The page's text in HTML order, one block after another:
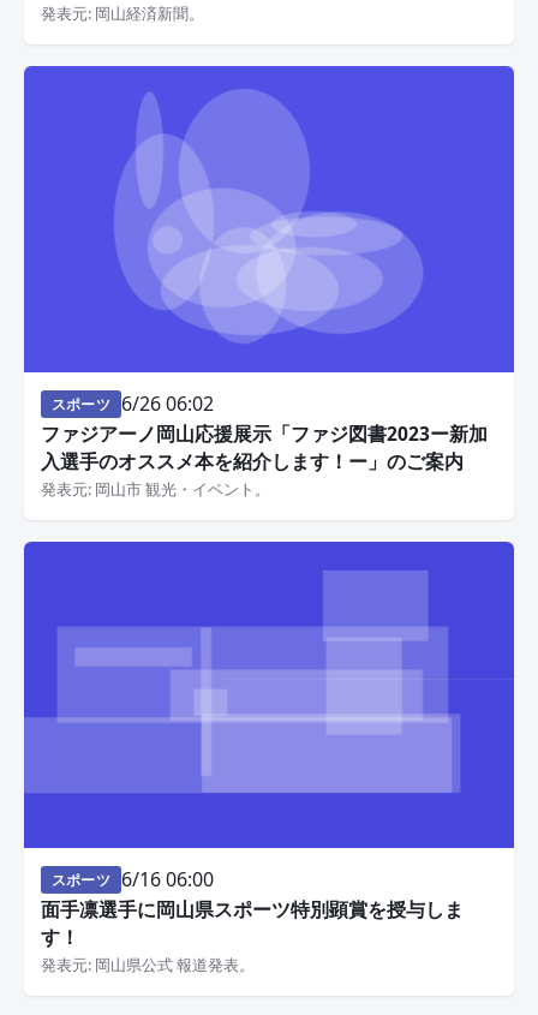
発表元: 岡山経済新聞。
スポーツ
6/26 06:02
ファジアーノ岡山応援展示「ファジ図書2023ー新加
入選手のオススメ本を紹介します！ー」のご案内
発表元: 岡山市 観光・イベント。
スポーツ
6/16 06:00
面手凛選手に岡山県スポーツ特別顕賞を授与しま
す！
発表元: 岡山県公式 報道発表。